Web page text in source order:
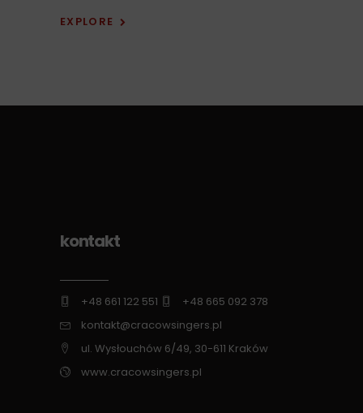
EXPLORE
kontakt
+48 661 122 551
+48 665 092 378
kontakt@cracowsingers.pl
ul. Wysłouchów 6/49, 30-611 Kraków
www.cracowsingers.pl